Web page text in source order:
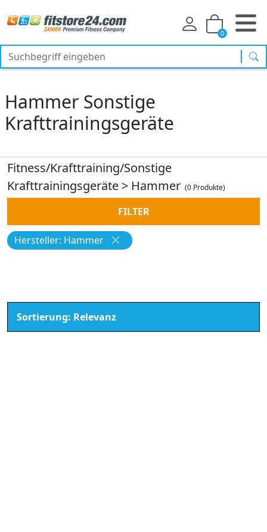
0
Hammer Sonstige
Krafttrainingsgeräte
Fitness/Krafttraining/Sonstige
Krafttrainingsgeräte > Hammer (0 Produkte)
FILTER
Hersteller: Hammer